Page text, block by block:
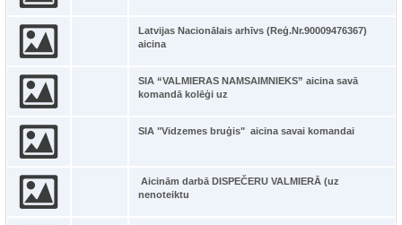
Latvijas Nacionālais arhīvs (Reģ.Nr.90009476367)
aicina
SIA “VALMIERAS NAMSAIMNIEKS” aicina savā
komandā kolēģi uz
SIA "Vidzemes bruģis" aicina savai komandai
Aicinām darbā DISPEČERU VALMIERĀ (uz
nenoteiktu